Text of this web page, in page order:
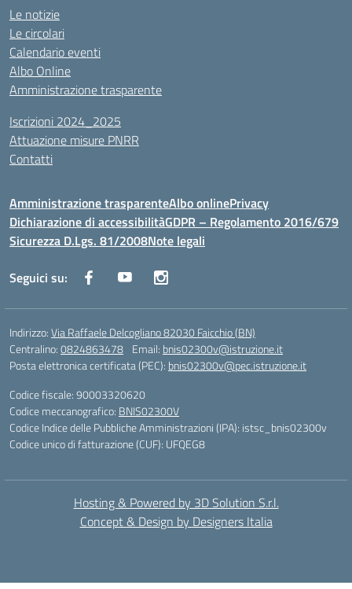
Le notizie
Le circolari
Calendario eventi
Albo Online
Amministrazione trasparente
Iscrizioni 2024_2025
Attuazione misure PNRR
Contatti
Amministrazione trasparenteAlbo onlinePrivacy
Dichiarazione di accessibilitàGDPR – Regolamento 2016/679
Sicurezza D.Lgs. 81/2008Note legali
Seguici su:
Indirizzo:Via Raffaele Delcogliano 82030 Faicchio (BN)
Centralino:0824863478 Email: bnis02300v@istruzione.it
Posta elettronica certificata (PEC): bnis02300v@pec.istruzione.it
Codice fiscale: 90003320620
Codice meccanografico: BNIS02300V
Codice Indice delle Pubbliche Amministrazioni (IPA): istsc_bnis02300v
Codice unico di fatturazione (CUF): UFQEG8
Hosting & Powered by 3D Solution S.r.l.
Concept & Design by Designers Italia